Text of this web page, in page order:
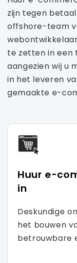
zijn tegen
offshore-team
te zetten in een
aangezien wij u
in het leveren
gemaakte e-
Huur e-
in
Deskundige
het bouwen
betrouwbare